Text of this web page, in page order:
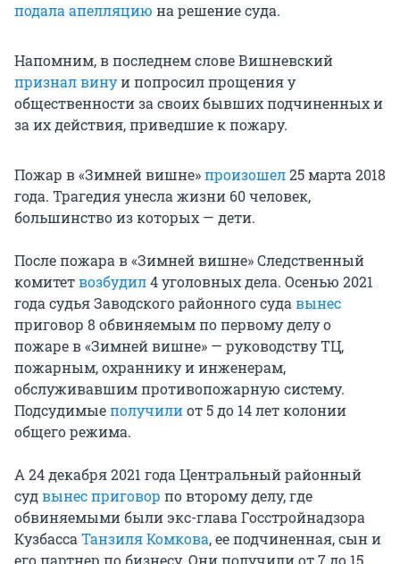
подала апелляцию на решение суда.
Напомним, в последнем слове Вишневский
признал винуи попросил прощения у
общественности за своих бывших подчиненных и
за их действия, приведшие к пожару.
Пожар в «Зимней вишне»произошел25 марта 2018
года. Трагедия унесла жизни 60 человек,
большинство из которых — дети.
После пожара в «Зимней вишне» Следственный
комитетвозбудил4 уголовных дела. Осенью 2021
года судья Заводского районного судавынес
приговор 8 обвиняемым по первому делу о
пожаре в «Зимней вишне» — руководству ТЦ,
пожарным, охраннику и инженерам,
обслуживавшим противопожарную систему.
Подсудимыеполучилиот 5 до 14 лет колонии
общего режима.
А 24 декабря 2021 года Центральный районный
судвынес приговор по второму делу, где
обвиняемыми были экс-глава Госстройнадзора
КузбассаТанзиля Комкова, ее подчиненная, сын и
его партнер по бизнесу. Они получили от 7 до 15